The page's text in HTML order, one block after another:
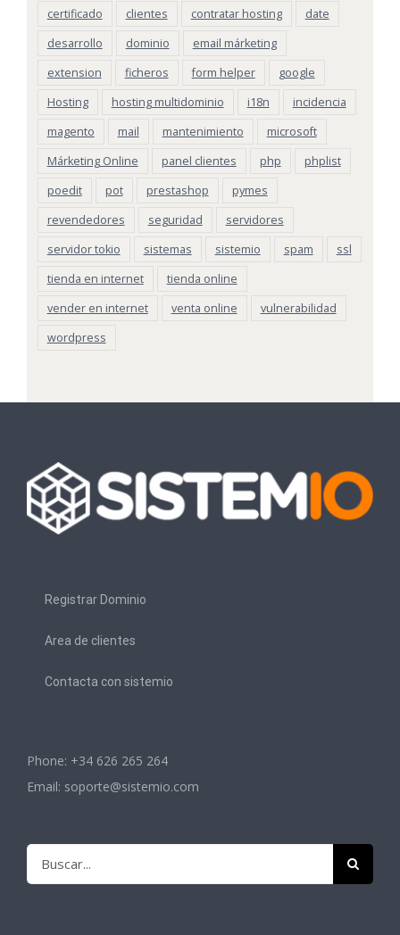
certificado
clientes contratar hosting
date
desarrollo
dominio
email márketing
extension
ficheros form helper
google
Hosting
hosting multidominio i18n
incidencia
magento
mail mantenimiento
microsoft
Márketing Online
panel clientes php
phplist
poedit
pot prestashop
pymes
revendedores
seguridad
servidores
servidor tokio
sistemas sistemio spam
ssl
tienda en internet
tienda online
vender en internet
venta online
vulnerabilidad
wordpress
Registrar Dominio
Area de clientes
Contacta con sistemio
Phone: +34 626 265 264
Email: soporte@sistemio.com